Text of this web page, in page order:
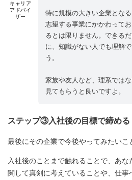
キャリア
アドバイ
ザー
特に規模の大きい企業とな
志望する事業にかかわって
るとは限りません。できる
に、知識がない人でも理解
う。
家族や友人など、理系では
見てもらうと良いですよ。
ステップ③入社後の目標で締める
最後にその企業で今後やってみたいこ
入社後のことまで触れることで、あ
関して真剣に考えていることや、仕事